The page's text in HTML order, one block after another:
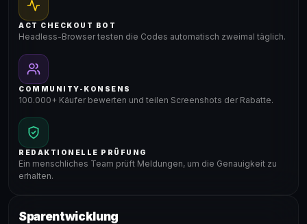
ACT CHECKOUT BOT
Headless-Browser testen die Codes automatisch zweimal täglich.
COMMUNITY-KONSENS
100.000+ Käufer bewerten und teilen Screenshots der Rabatte.
REDAKTIONELLE PRÜFUNG
Ein menschliches Team prüft Meldungen, um die Genauigkeit zu
erhalten.
Sparentwicklung